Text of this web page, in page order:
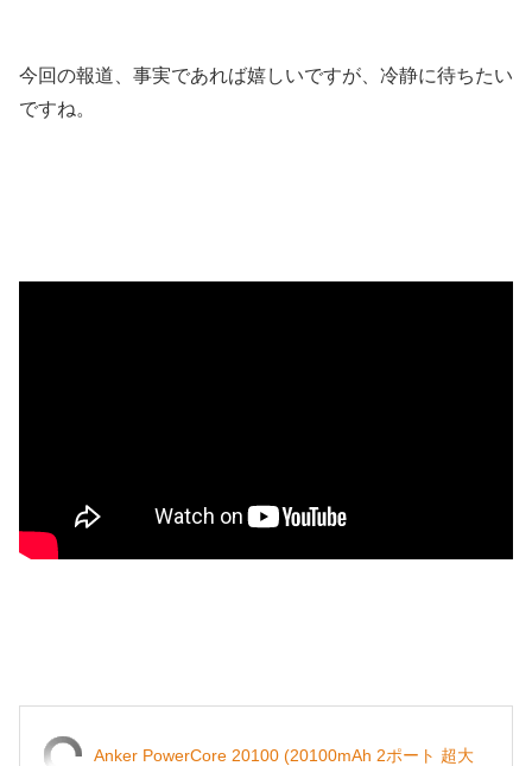
今回の報道、事実であれば嬉しいですが、冷静に待ちたい
ですね。
Anker PowerCore 20100 (20100mAh 2ポート 超大